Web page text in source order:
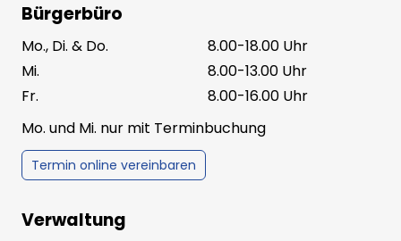
Bürgerbüro
Mo., Di. & Do.
8.00-18.00 Uhr
Mi.
8.00-13.00 Uhr
Fr.
8.00-16.00 Uhr
Mo. und Mi. nur mit Terminbuchung
Termin online vereinbaren
Verwaltung